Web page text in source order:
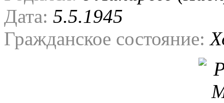
Дата: 5.5.1945
Гражданское состояние: